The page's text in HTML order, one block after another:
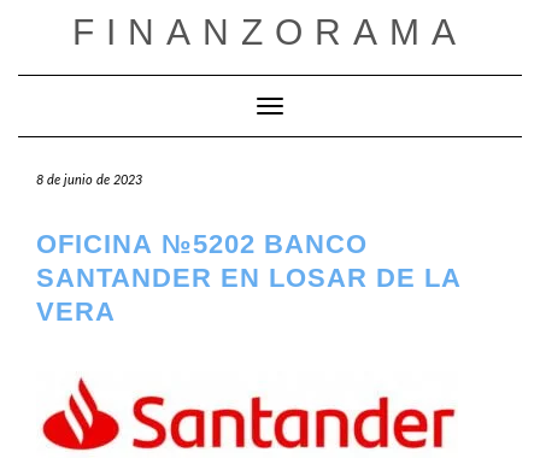
FINANZORAMA
Cambiar modo de navegación
8 de junio de 2023
OFICINA №5202 BANCO
SANTANDER EN LOSAR DE LA
VERA